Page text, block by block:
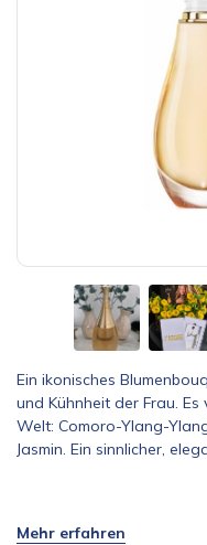
Ein ikonisches
und Kühnheit der Frau.
Welt: Comoro-Ylang-
Jasmin. Ein sinnlicher,